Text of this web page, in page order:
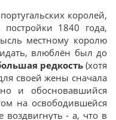
королей,
1840 года,
местному королю
влюблён был до
редкость (хотя
своей жены сначала
и обосновавшийся
на освободившейся
воздвигнуть - а, что в